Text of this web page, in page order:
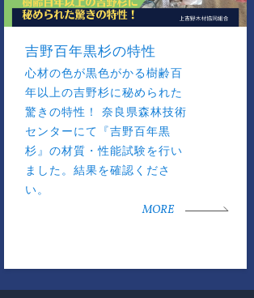
吉野百年黒杉の特性
心材の色が黒色がかる樹齢百
年以上の吉野杉に秘められた
驚きの特性！ 奈良県森林技術
センターにて『吉野百年黒
杉』の材質・性能試験を行い
ました。結果を確認くださ
い。
MORE